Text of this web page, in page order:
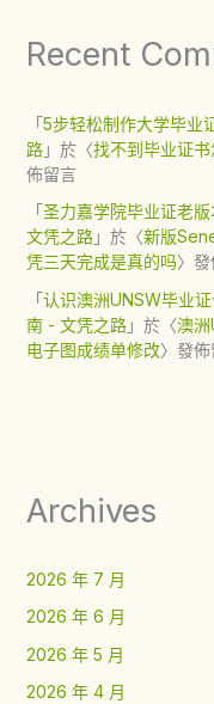
Recent
「5步轻松制作大学毕业
路」於〈找不到毕业证
佈留言
「圣力嘉学院毕业证老
文凭之路」於〈新版
凭三天完成是真的吗〉發
「认识澳洲UNSW毕业
南 - 文凭之路」於〈澳
电子图成绩单修改〉發佈
Archives
2026 年 7 月
2026 年 6 月
2026 年 5 月
2026 年 4 月